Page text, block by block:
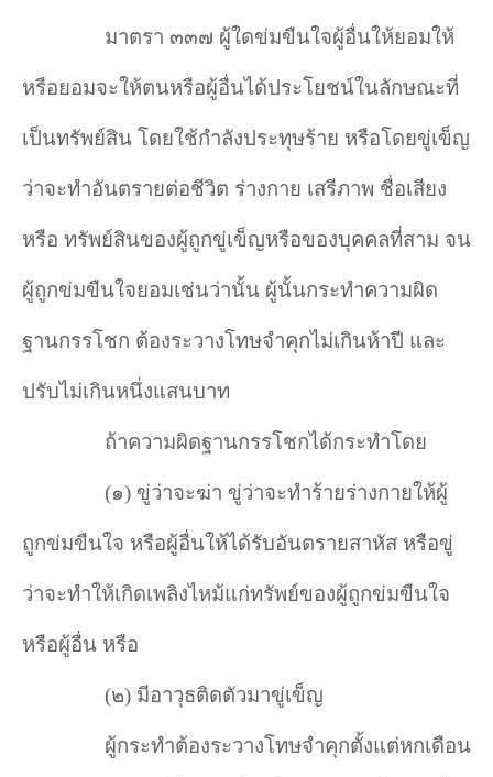
มาตรา ๓๓๗ ผู้ใดข่มขืนใจผู้อื่นให้ยอมให้
หรือยอมจะให้ตนหรือผู้อื่นได้ประโยชน์ในลักษณะที่
เป็นทรัพย์สิน โดยใช้กำลังประทุษร้าย หรือโดยขู่เข็ญ
ว่าจะทำอันตรายต่อชีวิต ร่างกาย เสรีภาพ ชื่อเสียง
หรือ ทรัพย์สินของผู้ถูกขู่เข็ญหรือของบุคคลที่สาม จน
ผู้ถูกข่มขืนใจยอมเช่นว่านั้น ผู้นั้นกระทำความผิด
ฐานกรรโชก ต้องระวางโทษจำคุกไม่เกินห้าปี และ
ปรับไม่เกินหนึ่งแสนบาท
ถ้าความผิดฐานกรรโชกได้กระทำโดย
(๑) ขู่ว่าจะฆ่า ขู่ว่าจะทำร้ายร่างกายให้ผู้
ถูกข่มขืนใจ หรือผู้อื่นให้ได้รับอันตรายสาหัส หรือขู่
ว่าจะทำให้เกิดเพลิงไหม้แก่ทรัพย์ของผู้ถูกข่มขืนใจ
หรือผู้อื่น หรือ
(๒) มีอาวุธติดตัวมาขู่เข็ญ
ผู้กระทำต้องระวางโทษจำคุกตั้งแต่หกเดือน